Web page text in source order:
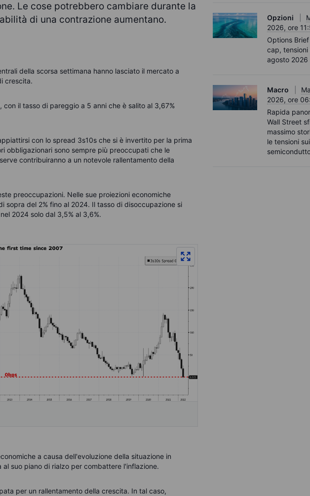
Le cose potrebbero cambiare durante la
di una contrazione aumentano.
della scorsa settimana hanno lasciato il mercato a
crescita.
il tasso di pareggio a 5 anni che è salito al 3,67%
con lo spread 3s10s che si è invertito per la prima
obbligazionari sono sempre più preoccupati che le
contribuiranno a un notevole rallentamento della
preoccupazioni. Nelle sue proiezioni economiche
del 2% fino al 2024. Il tasso di disoccupazione si
2024 solo dal 3,5% al 3,6%.
a causa dell'evoluzione della situazione in
suo piano di rialzo per combattere l'inflazione.
per un rallentamento della crescita. In tal caso,
Opzioni
2026, ore
Options
cap,
agosto 2026
Macro
2026, ore
Rapida
Wall Street
massimo
le tensioni